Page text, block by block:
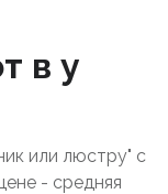
в у
или люстру" с
- средняя